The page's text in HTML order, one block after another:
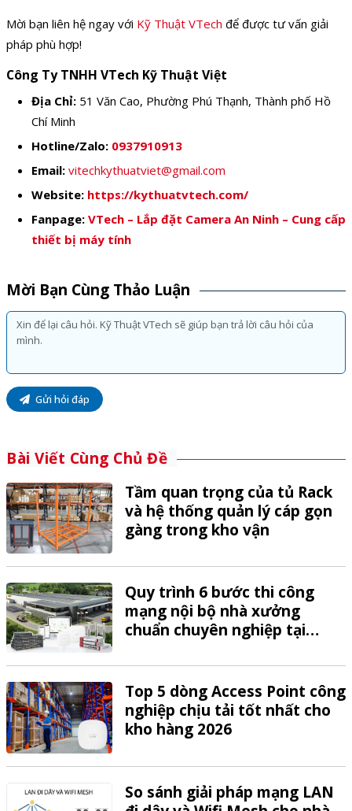
Mời bạn liên hệ ngay với Kỹ Thuật VTech để được tư vấn giải
pháp phù hợp!
Công Ty TNHH VTech Kỹ Thuật Việt
Địa Chỉ: 51 Văn Cao, Phường Phú Thạnh, Thành phố Hồ
Chí Minh
Hotline/Zalo: 0937910913
Email: vitechkythuatviet@gmail.com
Website: https://kythuatvtech.com/
Fanpage: VTech – Lắp đặt Camera An Ninh – Cung cấp
thiết bị máy tính
Mời Bạn Cùng Thảo Luận
Gửi hỏi đáp
Bài Viết Cùng Chủ Đề
Tầm quan trọng của tủ Rack
và hệ thống quản lý cáp gọn
gàng trong kho vận
Quy trình 6 bước thi công
mạng nội bộ nhà xưởng
chuẩn chuyên nghiệp tại
Top 5 dòng Access Point công
nghiệp chịu tải tốt nhất cho
kho hàng 2026
So sánh giải pháp mạng LAN